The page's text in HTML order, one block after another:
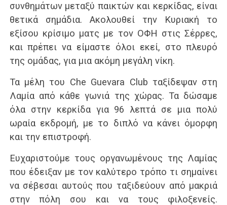
συνθημάτων μεταξύ παικτών και κερκίδας, είναι
θετικά σημάδια. Ακολουθεί την Κυριακή το
εξίσου κρίσιμο ματς με τον ΟΦΗ στις Σέρρες,
και πρέπει να είμαστε όλοι εκεί, στο πλευρό
της ομάδας, για μια ακόμη μεγάλη νίκη.
Τα μέλη του Che Guevara Club ταξίδεψαν στη
Λαμία από κάθε γωνιά της χώρας. Τα δώσαμε
όλα στην κερκίδα για 96 λεπτά σε μια πολύ
ωραία εκδρομή, με το διπλό να κάνει όμορφη
και την επιστροφή.
Ευχαριστούμε τους οργανωμένους της Λαμίας
που έδειξαν με τον καλύτερο τρόπο τι σημαίνει
να σέβεσαι αυτούς που ταξιδεύουν από μακριά
στην πόλη σου και να τους φιλοξενείς.